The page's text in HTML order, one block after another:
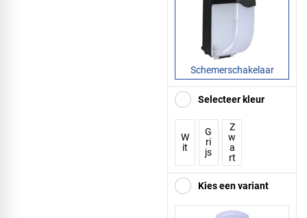
Schemerschakelaar
Selecteer kleur
W
it
G
ri
js
Z
w
a
rt
Kies een variant